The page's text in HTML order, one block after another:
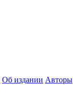
Об издании Авторы